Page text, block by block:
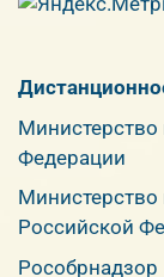
Федерации
Министерство
Российской
Рособрнадзор